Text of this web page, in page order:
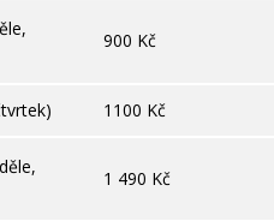
900 Kč
1100 Kč
1 490 Kč